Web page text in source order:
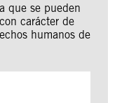
que se pueden
carácter de
humanos de